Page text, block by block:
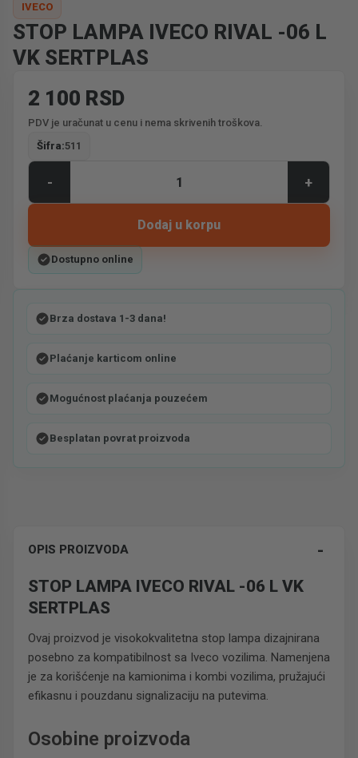
IVECO
STOP LAMPA IVECO RIVAL -06 L
VK SERTPLAS
2 100 RSD
PDV je uračunat u cenu i nema skrivenih troškova.
Šifra:511
- +
Dodaj u korpu
Dostupno online
Brza dostava 1-3 dana!
Plaćanje karticom online
Mogućnost plaćanja pouzećem
Besplatan povrat proizvoda
OPIS PROIZVODA
STOP LAMPA IVECO RIVAL -06 L VK
SERTPLAS
Ovaj proizvod je visokokvalitetna stop lampa dizajnirana
posebno za kompatibilnost sa Iveco vozilima. Namenjena
je za korišćenje na kamionima i kombi vozilima, pružajući
efikasnu i pouzdanu signalizaciju na putevima.
Osobine proizvoda
-